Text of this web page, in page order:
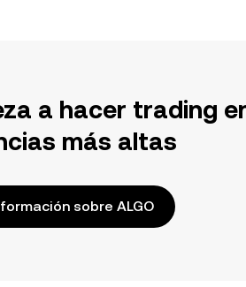
a hacer trading
más altas
sobre ALGO